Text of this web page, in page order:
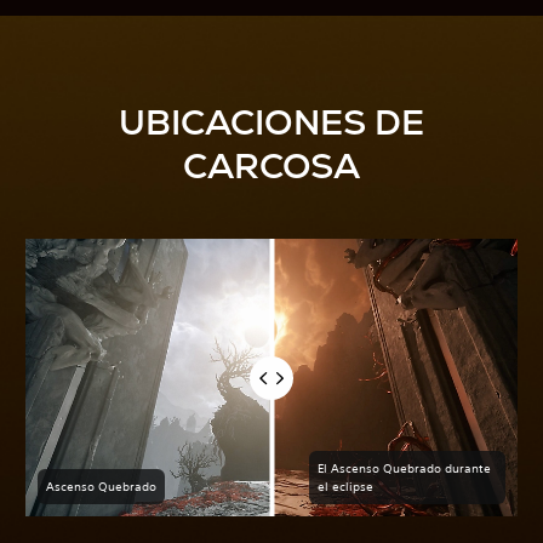
UBICACIONES DE
CARCOSA
Ascenso Quebrado
El Ascenso Quebrado durante
el eclipse